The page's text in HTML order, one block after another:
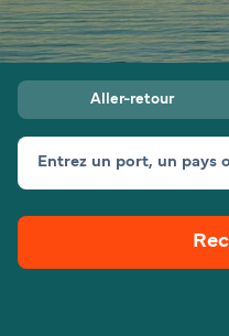
Pays
Billet de bateau
Traversées et ports
Canada (FR)
Aller-retour
Entrez un port, un pays